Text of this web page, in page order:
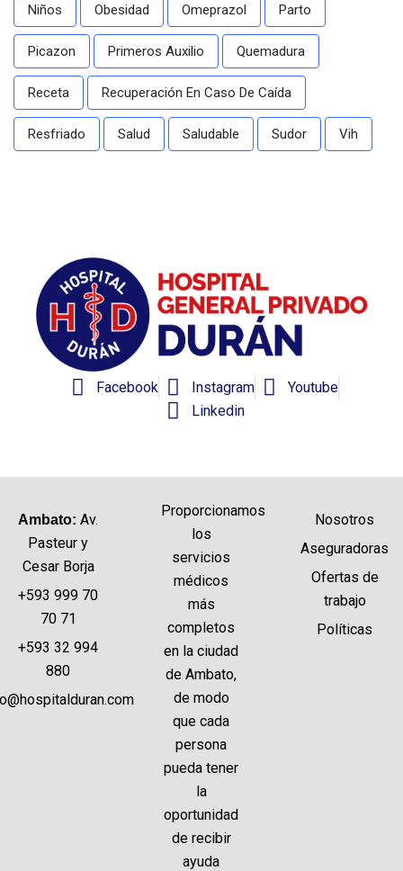
Niños Obesidad Omeprazol Parto
Picazon Primeros Auxilio Quemadura
Receta Recuperación En Caso De Caída
Resfriado Salud Saludable Sudor Vih
Facebook Instagram
Youtube
Linkedin
Ambato: Av.
Pasteur y
Cesar Borja
+593 999 70
70 71
+593 32 994
880
Proporcionamos
los
servicios
médicos
más
completos
en la ciudad
de Ambato,
de modo
que cada
persona
pueda tener
la
oportunidad
de recibir
ayuda
Nosotros
Aseguradoras
Ofertas de
trabajo
Políticas